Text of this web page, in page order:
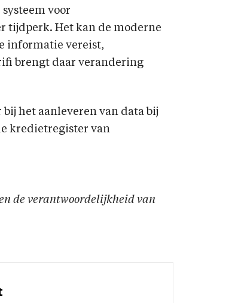
voor
tijdperk. Het kan de moderne
informatie vereist,
brengt daar verandering
het aanleveren van data bij
kredietregister van
de verantwoordelijkheid van